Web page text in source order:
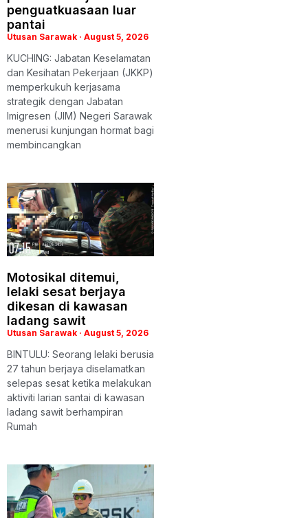
penguatkuasaan luar
pantai
Utusan Sarawak August 5, 2026
KUCHING: Jabatan Keselamatan
dan Kesihatan Pekerjaan (JKKP)
memperkukuh kerjasama
strategik dengan Jabatan
Imigresen (JIM) Negeri Sarawak
menerusi kunjungan hormat bagi
membincangkan
Motosikal ditemui,
lelaki sesat berjaya
dikesan di kawasan
ladang sawit
Utusan Sarawak August 5, 2026
BINTULU: Seorang lelaki berusia
27 tahun berjaya diselamatkan
selepas sesat ketika melakukan
aktiviti larian santai di kawasan
ladang sawit berhampiran
Rumah